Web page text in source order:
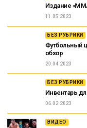
Издание
11.05.2023
БЕЗ РУБРИКИ
Футбольный
обзор
20.04.2023
БЕЗ РУБРИКИ
Инвентарь
06.02.2023
ВИДЕО